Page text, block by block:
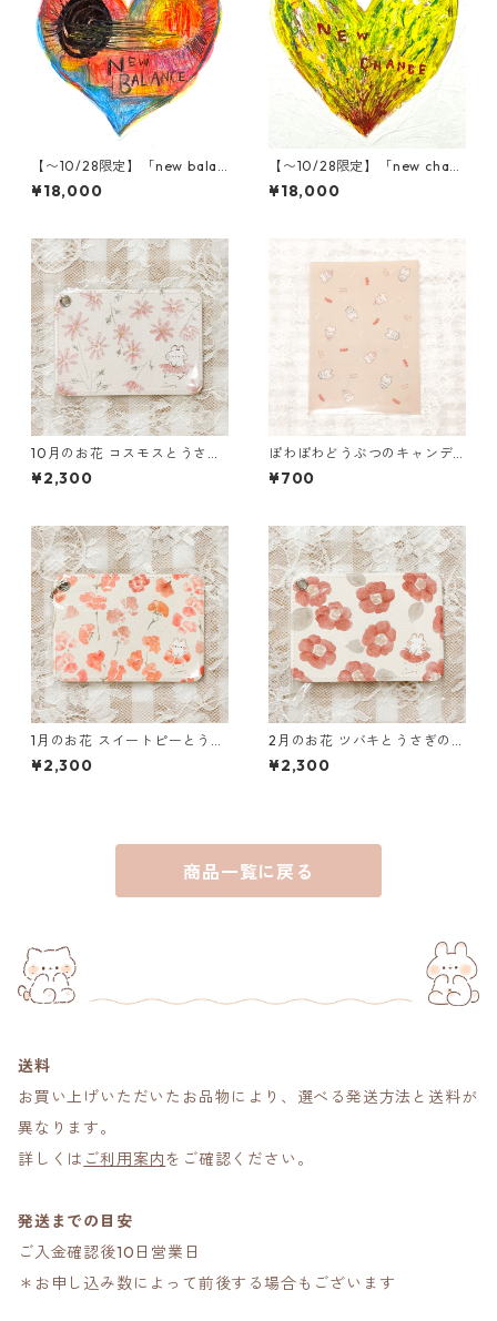
【〜10/28限定】「new balan
ce」木村タカヒロ原画
¥18,000
【〜10/28限定】「new chanc
e」木村タカヒロ原画
¥18,000
10月のお花 コスモスとうさぎ
のパスケース
¥2,300
ぽわぽわどうぶつのキャンデ
ィクリアファイル
¥700
1月のお花 スイートピーとうさ
ぎのパスケース
¥2,300
2月のお花 ツバキとうさぎのパ
スケース
¥2,300
商品一覧に戻る
送料
お買い上げいただいたお品物により、選べる発送方法と送料が
異なります。
詳しくは ご利用案内をご確認ください。
発送までの目安
ご入金確認後10日営業日
＊お申し込み数によって前後する場合もございます